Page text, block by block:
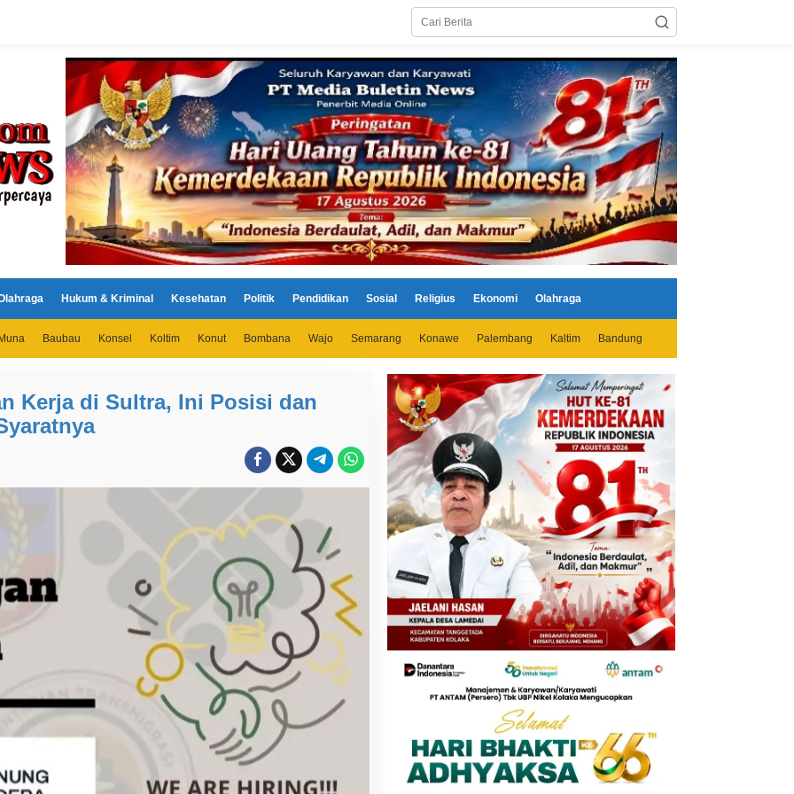
Hukum & Kriminal Kesehatan Politik Pendidikan Sosial Religius Ekonomi Olahraga
Baubau Konsel Koltim Konut Bombana Wajo Semarang Konawe Palembang Kaltim Bandung
Kerja di Sultra, Ini Posisi dan